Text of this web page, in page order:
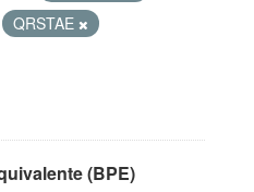
QRSTAE
(BPE)